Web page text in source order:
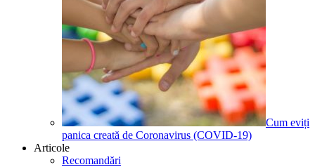
Cum eviți
panica creată de Coronavirus (COVID-19)
Articole
Recomandări